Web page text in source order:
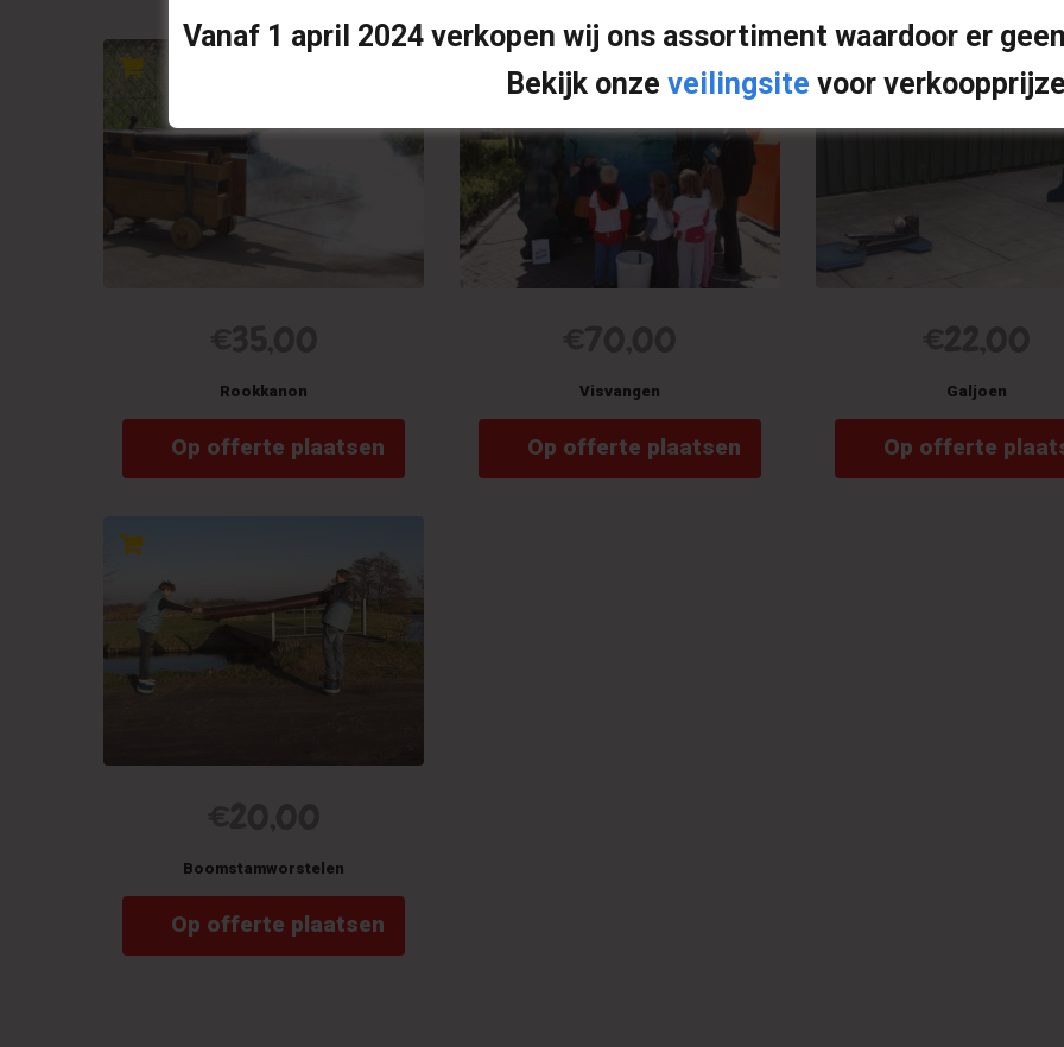
Rookkanon
Op offerte plaatsen
Visvangen
Op offerte plaatsen
Galjoen
Op offerte
Boomstamworstelen
Op offerte plaatsen
Vanaf 1 april 2024 verkopen wij ons assortiment waardoor er
Bekijk onze veilingsite voor